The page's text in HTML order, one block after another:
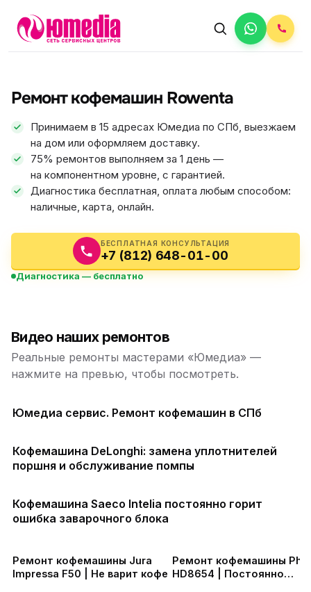
Ремонт кофемашин Rowenta
Принимаем в 15 адресах Юмедиа по СПб, выезжаем
на дом или оформляем доставку.
75% ремонтов выполняем за 1 день —
на компонентном уровне, с гарантией.
Диагностика бесплатная, оплата любым способом:
наличные, карта, онлайн.
БЕСПЛАТНАЯ КОНСУЛЬТАЦИЯ
+7 (812) 648-01-00
Диагностика — бесплатно
ФИКС ЦЕНА
АВТОРИЗОВАННЫЙ СЕРВИС
Видео наших ремонтов
Реальные ремонты мастерами «Юмедиа» —
нажмите на превью, чтобы посмотреть.
Юмедиа сервис. Ремонт кофемашин в СПб
Кофемашина DeLonghi: замена уплотнителей
поршня и обслуживание помпы
Кофемашина Saeco Intelia постоянно горит
ошибка заварочного блока
Ремонт кофемашины Jura
Impressa F50 | Не варит кофе
Ремонт кофемашины
HD8654 | Постоянно